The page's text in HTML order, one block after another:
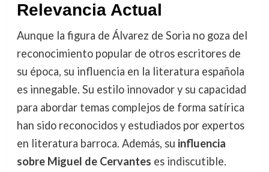
Relevancia Actual
Aunque la figura de Álvarez de Soria no goza del
reconocimiento popular de otros escritores de
su época, su influencia en la literatura española
es innegable. Su estilo innovador y su capacidad
para abordar temas complejos de forma satírica
han sido reconocidos y estudiados por expertos
en literatura barroca. Además, su influencia
sobre Miguel de Cervantes es indiscutible.